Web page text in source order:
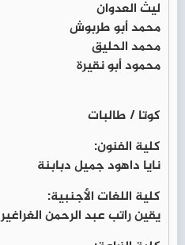
ليث العدوان
محمد أبو طربوش
محمد الحليق
محمود أبو نقيرة
كوتا / طالبات
كلية الفنون:
نايا داهود جميل دبابنة
كلية اللغات الأجنبية:
يقين راتب عبد الرحمن الغراغير